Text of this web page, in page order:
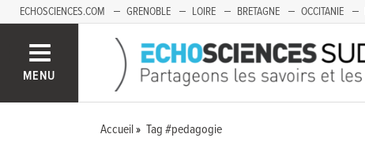
ECHOSCIENCES.COM GRENOBLE LOIRE BRETAGNE OCCITANIE
MENU
Accueil Tag #pedagogie